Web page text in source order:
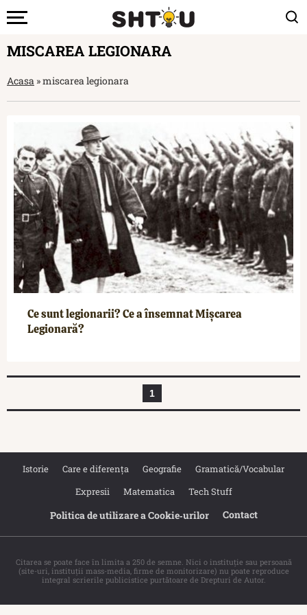
MISCAREA LEGIONARA
Acasa »miscarea legionara
Ce sunt legionarii? Ce a însemnat Mișcarea
Legionară?
1
Istorie Care e diferența Geografie
Gramatică/Vocabular
Expresii
Matematica Tech Stuff
Politica de utilizare a Cookie‐urilor Contact
Citarea se poate face în limita a 250 de semne. Nici o instituţie sau persoană
(site-uri, instituţii mass-media, firme de monitorizare) nu poate reproduce
integral scrierile publicistice purtătoare de Drepturi de Autor.